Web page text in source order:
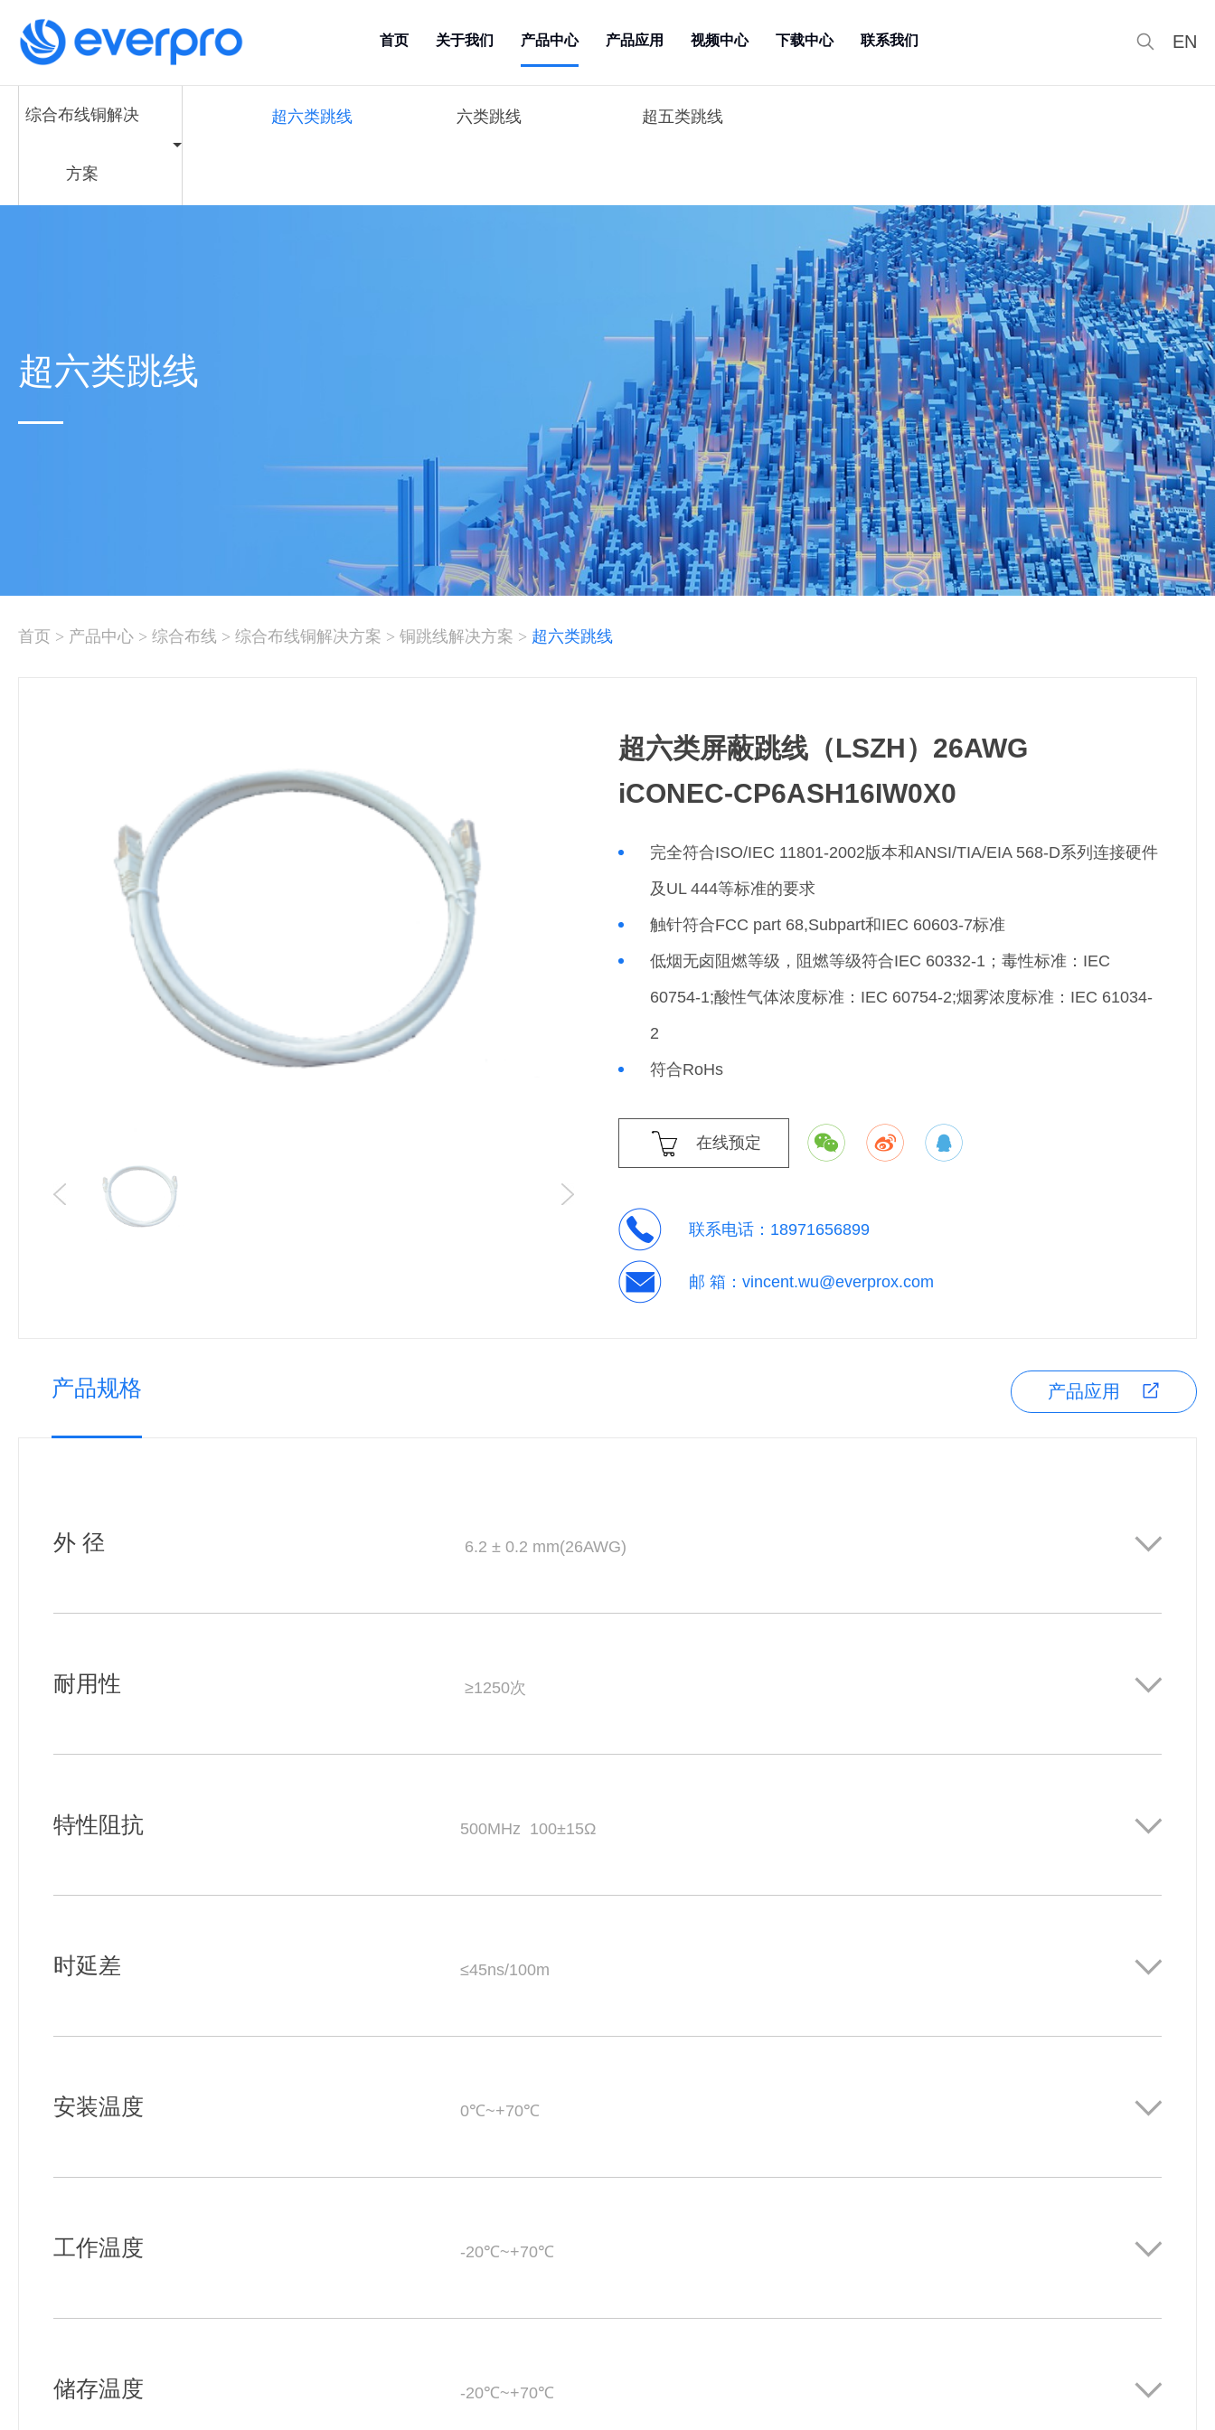
EN
首页 关于我们 产品中心 产品应用 视频中心 下载中心 联系我们
综合布线铜解决
方案
超六类跳线 六类跳线 超五类跳线
超六类跳线
首页 > 产品中心 > 综合布线 > 综合布线铜解决方案 > 铜跳线解决方案 > 超六类跳线
超六类屏蔽跳线（LSZH）26AWG
iCONEC-CP6ASH16IW0X0
完全符合ISO/IEC 11801-2002版本和ANSI/TIA/EIA 568-D系列连接硬件
及UL 444等标准的要求
触针符合FCC part 68,Subpart和IEC 60603-7标准
低烟无卤阻燃等级，阻燃等级符合IEC 60332-1；毒性标准：IEC
60754-1;酸性气体浓度标准：IEC 60754-2;烟雾浓度标准：IEC 61034-
2
符合RoHs
在线预定
联系电话： 18971656899
邮 箱：vincent.wu@everprox.com
产品规格 产品应用
外 径 6.2 ± 0.2 mm(26AWG)
耐用性 ≥1250次
特性阻抗 500MHz 100±15Ω
时延差 ≤45ns/100m
安装温度 0℃~+70℃
工作温度 -20℃~+70℃
储存温度 -20℃~+70℃